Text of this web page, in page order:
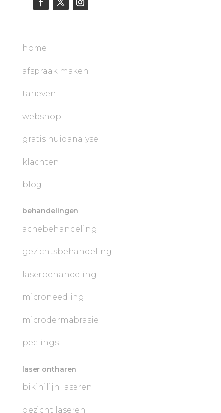
home
afspraak maken
tarieven
webshop
gratis huidanalyse
klachten
blog
behandelingen
acnebehandeling
gezichtsbehandeling
laserbehandeling
microneedling
microdermabrasie
peelings
laser ontharen
bikinilijn laseren
gezicht laseren